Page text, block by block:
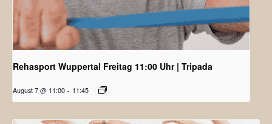
Rehasport Wuppertal Freitag 11:00 Uhr | Tripada
August 7 @ 11:00 - 11:45